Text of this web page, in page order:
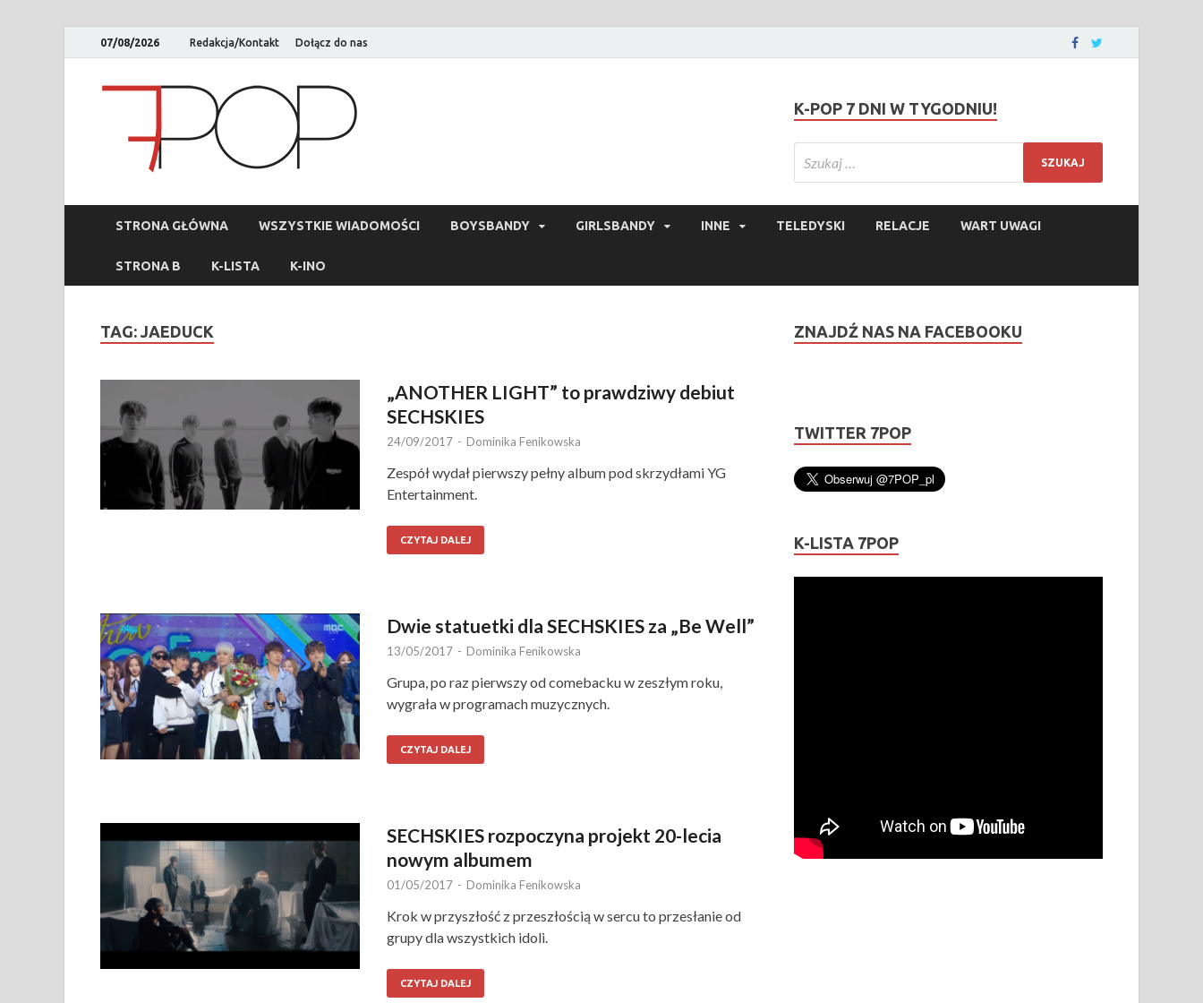
07/08/2026 Redakcja/Kontakt Dołącz do nas
K-POP 7 DNI W TYGODNIU!
STRONA GŁÓWNA WSZYSTKIE WIADOMOŚCI BOYSBANDY GIRLSBANDY INNE TELEDYSKI RELACJE WART UWAGI
STRONA B K-LISTA K-INO
TAG: JAEDUCK
„ANOTHER LIGHT” to prawdziwy debiut
SECHSKIES
24/09/2017 - Dominika Fenikowska
Zespół wydał pierwszy pełny album pod skrzydłami YG
Entertainment.
CZYTAJ DALEJ
Dwie statuetki dla SECHSKIES za „Be Well”
13/05/2017 - Dominika Fenikowska
Grupa, po raz pierwszy od comebacku w zeszłym roku,
wygrała w programach muzycznych.
CZYTAJ DALEJ
SECHSKIES rozpoczyna projekt 20-lecia
nowym albumem
01/05/2017 - Dominika Fenikowska
Krok w przyszłość z przeszłością w sercu to przesłanie od
grupy dla wszystkich idoli.
CZYTAJ DALEJ
ZNAJDŹ NAS NA FACEBOOKU
TWITTER 7POP
K-LISTA 7POP